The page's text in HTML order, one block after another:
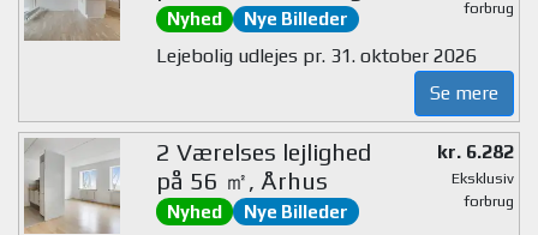
Nyhed Nye Billeder
forbrug
Lejebolig udlejes pr. 31. oktober 2026
Se mere
2 Værelses lejlighed
på 56 ㎡, Århus
Nyhed Nye Billeder
kr. 6.282
Eksklusiv
forbrug